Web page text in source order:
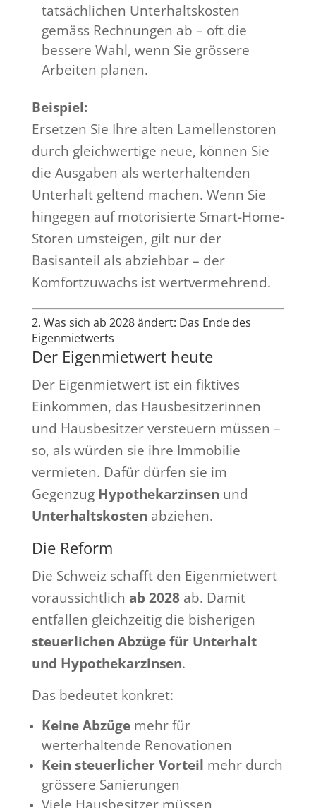
tatsächlichen Unterhaltskosten
gemäss Rechnungen ab – oft die
bessere Wahl, wenn Sie grössere
Arbeiten planen.
Beispiel:
Ersetzen Sie Ihre alten Lamellenstoren
durch gleichwertige neue, können Sie
die Ausgaben als werterhaltenden
Unterhalt geltend machen. Wenn Sie
hingegen auf motorisierte Smart-Home-
Storen umsteigen, gilt nur der
Basisanteil als abziehbar – der
Komfortzuwachs ist wertvermehrend.
2. Was sich ab 2028 ändert: Das Ende des
Eigenmietwerts
Der Eigenmietwert heute
Der Eigenmietwert ist ein fiktives
Einkommen, das Hausbesitzerinnen
und Hausbesitzer versteuern müssen –
so, als würden sie ihre Immobilie
vermieten. Dafür dürfen sie im
Gegenzug Hypothekarzinsen und
Unterhaltskosten abziehen.
Die Reform
Die Schweiz schafft den Eigenmietwert
voraussichtlich ab 2028 ab. Damit
entfallen gleichzeitig die bisherigen
steuerlichen Abzüge für Unterhalt
und Hypothekarzinsen.
Das bedeutet konkret:
Keine Abzügemehr für
werterhaltende Renovationen
Kein steuerlicher Vorteil mehr durch
grössere Sanierungen
Viele Hausbesitzer müssen